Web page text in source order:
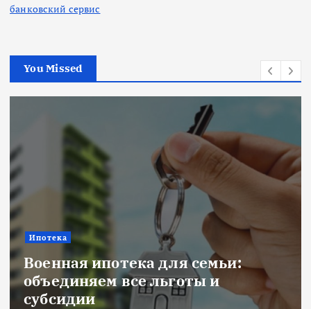
банковский сервис
You Missed
Ипотека
Военная ипотека для семьи:
объединяем все льготы и
субсидии